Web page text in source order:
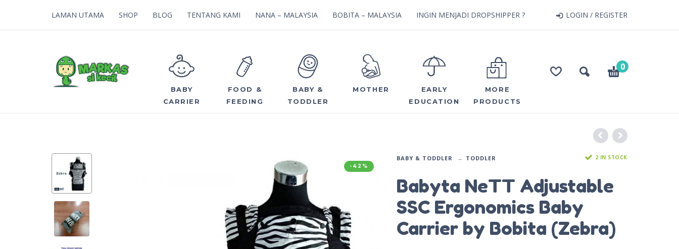
LOGIN / REGISTER
LAMAN UTAMA SHOP BLOG TENTANG KAMI NANA – MALAYSIA BOBITA – MALAYSIA INGIN MENJADI DROPSHIPPER ?
0
BABY
CARRIER
FOOD &
FEEDING
BABY &
TODDLER
MOTHER
EARLY
EDUCATION
MORE
PRODUCTS
-42%
BABY & TODDLER TODDLER 2 IN STOCK
Babyta NeTT Adjustable
SSC Ergonomics Baby
Carrier by Bobita (Zebra)